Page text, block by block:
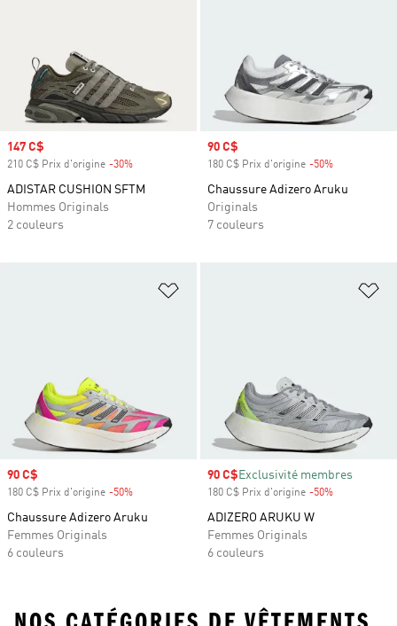
Prix soldé
147 C$
210 C$ Prix d'origine -30%
ADISTAR CUSHION SFTM
Hommes Originals
2 couleurs
Prix soldé
90 C$
180 C$ Prix d'origine -50%
Chaussure Adizero Aruku
Originals
7 couleurs
Ajouter à la Liste de produits
Prix soldé
90 C$
180 C$ Prix d'origine -50%
Chaussure Adizero Aruku
Femmes Originals
6 couleurs
Prix soldé
90 C$ Exclusivité membres
180 C$ Prix d'origine -50%
ADIZERO ARUKU W
Femmes Originals
6 couleurs